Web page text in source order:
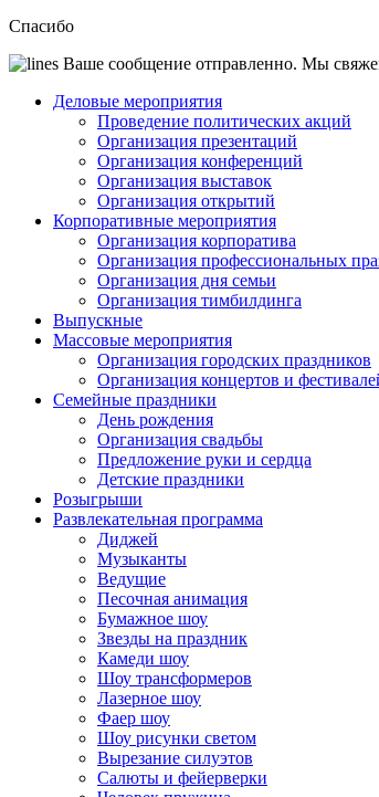
Спасибо
Ваше сообщение отправленно. Мы
Деловые мероприятия
Проведение политических акций
Организация презентаций
Организация конференций
Организация выставок
Организация открытий
Корпоративные мероприятия
Организация корпоратива
Организация профессиональных
Организация дня семьи
Организация тимбилдинга
Выпускные
Массовые мероприятия
Организация городских праздников
Организация концертов и
Семейные праздники
День рождения
Организация свадьбы
Предложение руки и сердца
Детские праздники
Розыгрыши
Развлекательная программа
Диджей
Музыканты
Ведущие
Песочная анимация
Бумажное шоу
Звезды на праздник
Камеди шоу
Шоу трансформеров
Лазерное шоу
Фаер шоу
Шоу рисунки светом
Вырезание силуэтов
Салюты и фейерверки